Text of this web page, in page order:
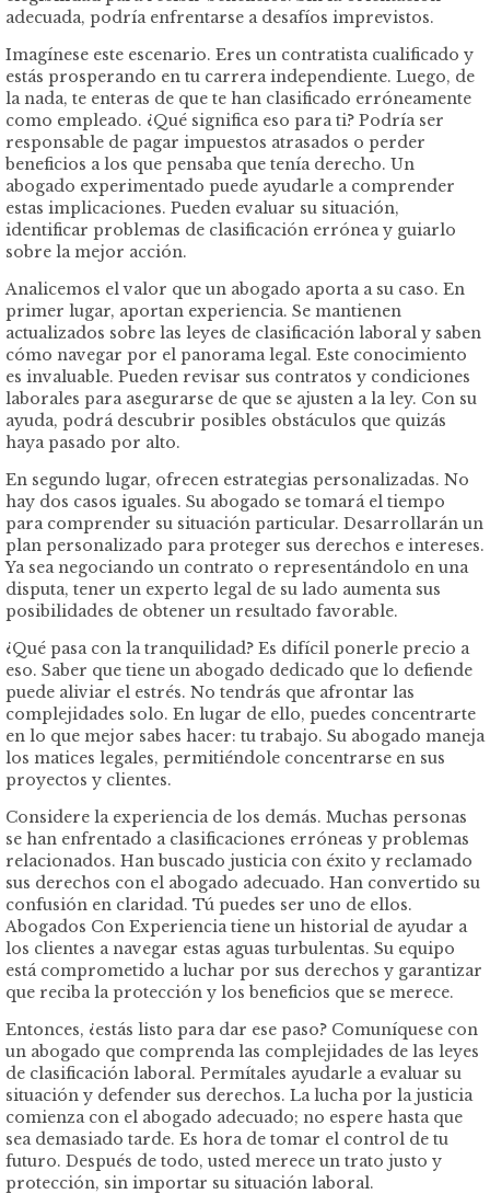
adecuada, podría enfrentarse a desafíos imprevistos.
Imagínese este escenario. Eres un contratista cualificado y
estás prosperando en tu carrera independiente. Luego, de
la nada, te enteras de que te han clasificado erróneamente
como empleado. ¿Qué significa eso para ti? Podría ser
responsable de pagar impuestos atrasados ​​o perder
beneficios a los que pensaba que tenía derecho. Un
abogado experimentado puede ayudarle a comprender
estas implicaciones. Pueden evaluar su situación,
identificar problemas de clasificación errónea y guiarlo
sobre la mejor acción.
Analicemos el valor que un abogado aporta a su caso. En
primer lugar, aportan experiencia. Se mantienen
actualizados sobre las leyes de clasificación laboral y saben
cómo navegar por el panorama legal. Este conocimiento
es invaluable. Pueden revisar sus contratos y condiciones
laborales para asegurarse de que se ajusten a la ley. Con su
ayuda, podrá descubrir posibles obstáculos que quizás
haya pasado por alto.
En segundo lugar, ofrecen estrategias personalizadas. No
hay dos casos iguales. Su abogado se tomará el tiempo
para comprender su situación particular. Desarrollarán un
plan personalizado para proteger sus derechos e intereses.
Ya sea negociando un contrato o representándolo en una
disputa, tener un experto legal de su lado aumenta sus
posibilidades de obtener un resultado favorable.
¿Qué pasa con la tranquilidad? Es difícil ponerle precio a
eso. Saber que tiene un abogado dedicado que lo defiende
puede aliviar el estrés. No tendrás que afrontar las
complejidades solo. En lugar de ello, puedes concentrarte
en lo que mejor sabes hacer: tu trabajo. Su abogado maneja
los matices legales, permitiéndole concentrarse en sus
proyectos y clientes.
Considere la experiencia de los demás. Muchas personas
se han enfrentado a clasificaciones erróneas y problemas
relacionados. Han buscado justicia con éxito y reclamado
sus derechos con el abogado adecuado. Han convertido su
confusión en claridad. Tú puedes ser uno de ellos.
Abogados Con Experiencia tiene un historial de ayudar a
los clientes a navegar estas aguas turbulentas. Su equipo
está comprometido a luchar por sus derechos y garantizar
que reciba la protección y los beneficios que se merece.
Entonces, ¿estás listo para dar ese paso? Comuníquese con
un abogado que comprenda las complejidades de las leyes
de clasificación laboral. Permítales ayudarle a evaluar su
situación y defender sus derechos. La lucha por la justicia
comienza con el abogado adecuado; no espere hasta que
sea demasiado tarde. Es hora de tomar el control de tu
futuro. Después de todo, usted merece un trato justo y
protección, sin importar su situación laboral.